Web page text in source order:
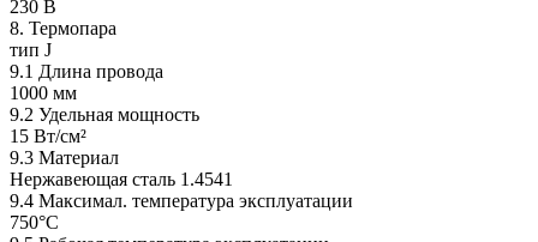
230 В
8. Термопара
тип J
9.1 Длина провода
1000 мм
9.2 Удельная мощность
15 Вт/см²
9.3 Материал
Нержавеющая сталь 1.4541
9.4 Максимал. температура эксплуатации
750°C